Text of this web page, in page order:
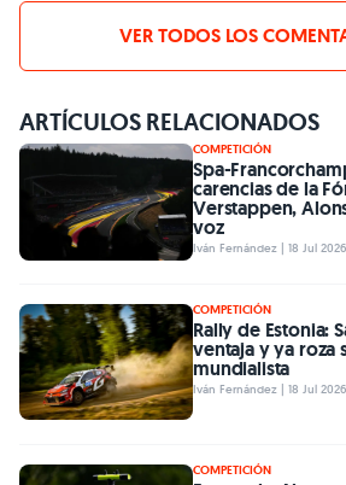
VER TODOS LOS
ARTÍCULOS RELACIONADOS
COMPETICIÓN
Spa-
carencias de la
Verstappen,
voz
Iván Fernández | 18 Jul 2026
COMPETICIÓN
Rally de Estonia:
ventaja y ya roza
mundialista
Iván Fernández | 18 Jul 2026
COMPETICIÓN